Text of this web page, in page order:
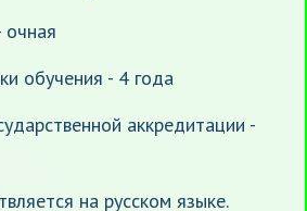
обучения - 4 года
аккредитации -
на русском языке.